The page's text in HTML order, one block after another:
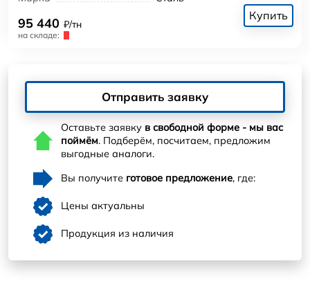
95 440 ₽/тн
на складе:
Купить
Отправить заявку
Оставьте заявку в свободной форме - мы вас
поймём. Подберём, посчитаем, предложим
выгодные аналоги.
Вы получите готовое предложение, где:
Цены актуальны
Продукция из наличия